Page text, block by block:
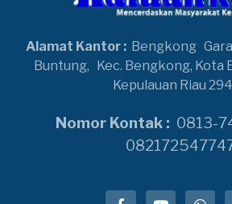
Alamat Kantor : Bengkong
Buntung, Kec. Bengkong, Kota
Kepulauan Riau
Nomor Kontak : 0813-